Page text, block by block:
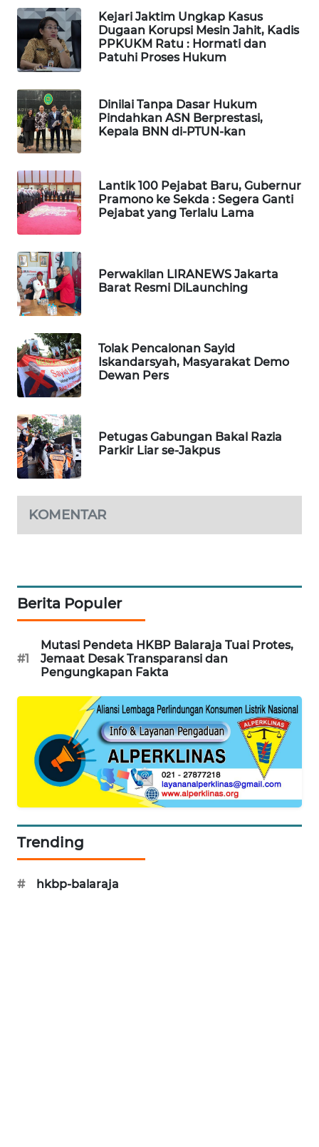
Kejari Jaktim Ungkap Kasus
Dugaan Korupsi Mesin Jahit, Kadis
PPKUKM Ratu : Hormati dan
Patuhi Proses Hukum
Dinilai Tanpa Dasar Hukum
Pindahkan ASN Berprestasi,
Kepala BNN di-PTUN-kan
Lantik 100 Pejabat Baru, Gubernur
Pramono ke Sekda : Segera Ganti
Pejabat yang Terlalu Lama
Perwakilan LIRANEWS Jakarta
Barat Resmi DiLaunching
Tolak Pencalonan Sayid
Iskandarsyah, Masyarakat Demo
Dewan Pers
Petugas Gabungan Bakal Razia
Parkir Liar se-Jakpus
KOMENTAR
Berita Populer
#1
Mutasi Pendeta HKBP Balaraja Tuai Protes,
Jemaat Desak Transparansi dan
Pengungkapan Fakta
Trending
# hkbp-balaraja
WN
TEBING
TINGGI
WN
PAKPAK
WN
KARAWANG
WN
BEKASI
WN
WN
DEPOK
WN
TAPANULI
UTARA
SAMOSIR
WN
PADANG
CIANJUR
KEPULAUAN
SERIBU
WN
TANGERANG
WN
BINJAI
WN
WN